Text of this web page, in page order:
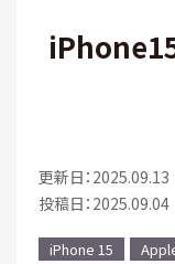
更新日：2025.09.13
投稿日：2025.09.04
iPhone 15